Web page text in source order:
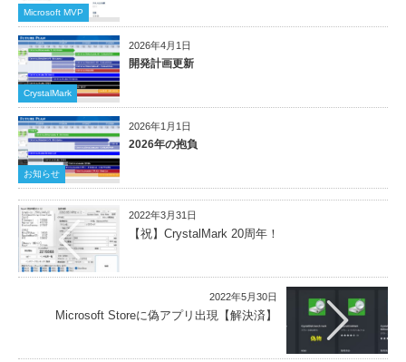
Microsoft MVP
2026年4月1日
CrystalMark
開発計画更新
2026年1月1日
お知らせ
2026年の抱負
2022年3月31日
【祝】CrystalMark 20周年！
2022年5月30日
Microsoft Storeに偽アプリ出現【解決済】